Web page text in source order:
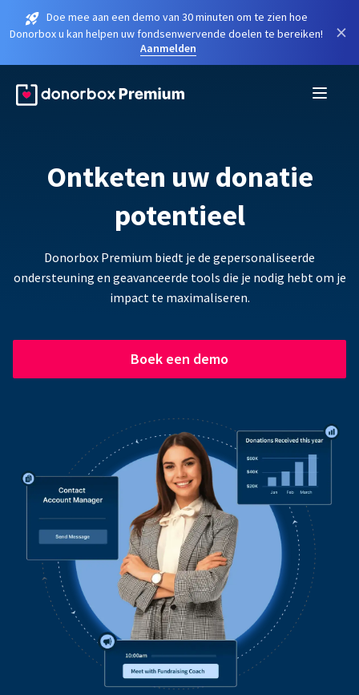
Doe mee aan een demo van 30 minuten om te zien hoe
Donorbox u kan helpen uw fondsenwervende doelen te bereiken!
Aanmelden
×
Ontketen uw donatie
potentieel
Donorbox Premium biedt je de gepersonaliseerde
ondersteuning en geavanceerde tools die je nodig hebt om je
impact te maximaliseren.
Boek een demo